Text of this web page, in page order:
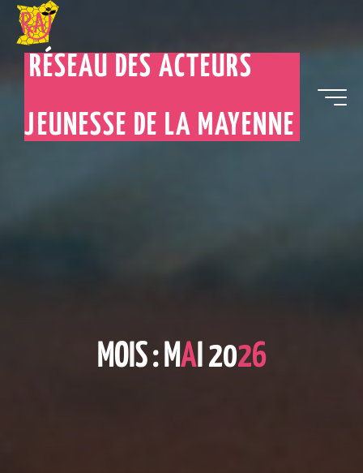
RÉSEAU DES ACTEURS
JEUNESSE DE LA MAYENNE
MOIS: MAI2026